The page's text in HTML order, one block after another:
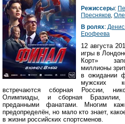
Режиссеры:
Пресняков,
В ролях:
Ерофеева
12 августа
игры в
Корт»
миллионы
в ожидании
мужских
встречаются сборная России,
Олимпиады, и сборная Бразилии,
преданными фанатами. Многим
предопределён, но мало кто знает,
в жизни российских спортсменов.